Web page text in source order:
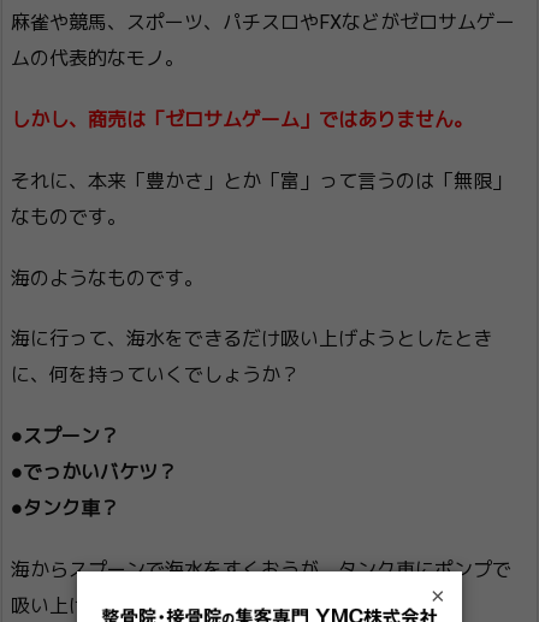
麻雀や競馬、スポーツ、パチスロやFXなどがゼロサムゲー
ムの代表的なモノ。
しかし、商売は「ゼロサムゲーム」ではありません。
それに、本来「豊かさ」とか「富」って言うのは「無限」
なものです。
海のようなものです。
海に行って、海水をできるだけ吸い上げようとしたとき
に、何を持っていくでしょうか？
●スプーン？
●でっかいバケツ？
●タンク車？
海からスプーンで海水をすくおうが、タンク車にポンプで
吸い上げようが、海水はちっとも減りません。
×